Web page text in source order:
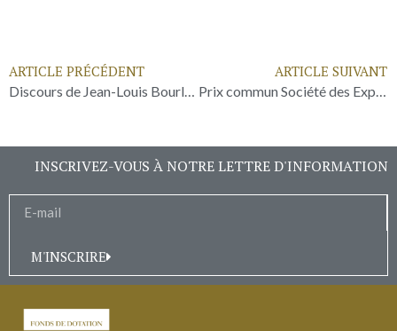
ARTICLE PRÉCÉDENT
Discours de Jean-Louis Bourlanges à l’Assemblée Nationale – 23 octobre 2023
ARTICLE SUIVANT
Prix commun Société des Explorateurs Français et FDBDA à Madame Maud Fontenoy
INSCRIVEZ-VOUS À NOTRE LETTRE D'INFORMATION
M'INSCRIRE